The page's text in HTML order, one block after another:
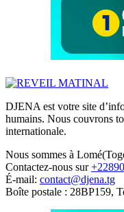
DJENA est votre site
humains. Nous couvrons
internationale.
Nous sommes à
Contactez-nous sur
É-mail: contact@djena.tg
Boîte postale : 28BP159,